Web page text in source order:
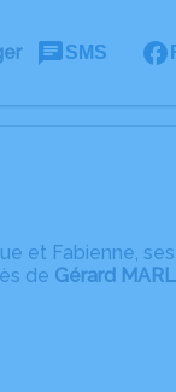
SMS
et Fabienne,
de Gérard